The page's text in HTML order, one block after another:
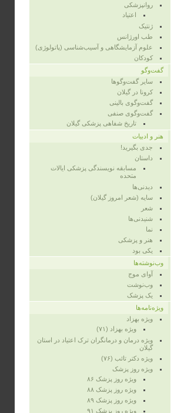
روانپزشکی
اعتیاد
ژنتیک
طب اورژانس
علوم آزمایشگاهی و آسیب‌شناسی (پاتولوژی)
کودکان
گفت‌وگو
سایر گفت‌وگوها
کرونا در گیلان
گفت‌وگوی بالینی
گفت‌وگوی صنفی
تاریخ شفاهی پزشکی گیلان
هنر و ادبیات
جدی بگیرید!
داستان
مسابقه نویسندگی پزشکی ایالات
متحده
دیدنی‌ها
سایه (شعر امروز گیلان)
شعر
شنیدنی‌ها
نما
هنر و پزشکی
یکی بود
وب‌نوشته‌ها
آوای موج
وب‌نوشت
یک پزشک
ویژه‌نامه‌ها
ویژه‌ بهزاد
ویژه‌ بهزاد (۷۱)
ویژه‌ درمان و درمانگران ترک اعتیاد در استان
گیلان
ویژه‌ دکتر تائب (۷۶)
ویژه‌ روز پزشک
ویژه روز پزشک ۸۶
ویژه‌ روز پزشک ۸۸
ویژه‌ روز پزشک ۸۹
ویژه‌ روز پزشک ۹۱